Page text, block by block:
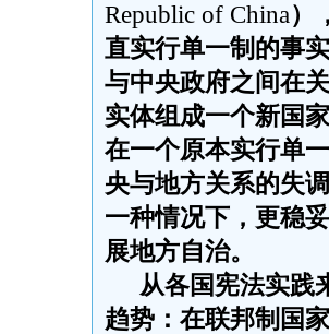
Republic of China）
直实行单一制的事
与中央政府之间在
实体组成一个新国
在一个原本实行单
央与地方关系的失
一种情况下，更稳
展地方自治。
从各国宪法实践
趋势：在联邦制国